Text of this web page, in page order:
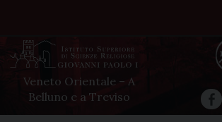
Veneto Orientale – A
Belluno e a Treviso